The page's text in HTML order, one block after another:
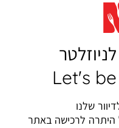
Let's
שלנו
היתרה לרכישה באתר